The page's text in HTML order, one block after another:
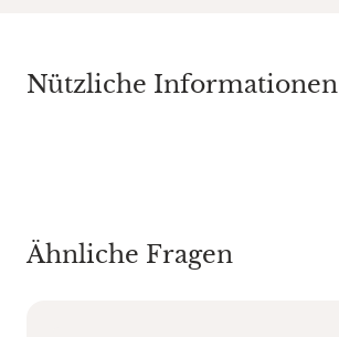
Nützliche Informationen
Ähnliche Fragen